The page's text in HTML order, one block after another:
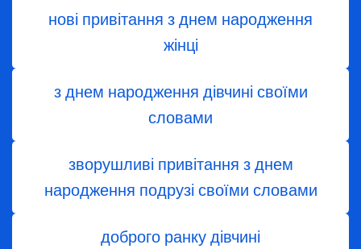
нові привітання з днем народження
жінці
з днем ​​народження дівчині своїми
словами
зворушливі привітання з днем
народження подрузі своїми словами
доброго ранку дівчині